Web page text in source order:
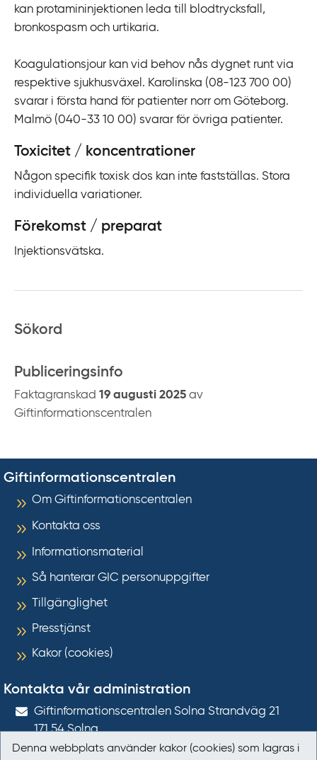
Denna webbplats använder kakor (cookies) som lagras i
kan protamininjektionen leda till blodtrycksfall,
bronkospasm och urtikaria.
Koagulationsjour kan vid behov nås dygnet runt via
respektive sjukhusväxel. Karolinska (08-123 700 00)
svarar i första hand för patienter norr om Göteborg.
Malmö (040-33 10 00) svarar för övriga patienter.
Toxicitet / koncentrationer
Någon specifik toxisk dos kan inte fastställas. Stora
individuella variationer.
Förekomst / preparat
Injektionsvätska.
Sökord
Publiceringsinfo
Faktagranskad 19 augusti 2025 av
Giftinformationscentralen
Giftinformationscentralen
Om Giftinformationscentralen
Kontakta oss
Informationsmaterial
Så hanterar GIC personuppgifter
Tillgänglighet
Presstjänst
Kakor (cookies)
Kontakta vår administration
Gift­informations­centralen Solna Strandväg 21
171 54 Solna
giftinformation@gic.se